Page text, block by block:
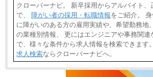
クローバーナビ。 新卒採用からアルバイト、
で、 障がい者の採用・転職情報をご紹介。
に障がいのある方の雇用実績や、希望勤務地
の業種別情報、 更にはエンジニアや事務関連
で、様々な条件から求人情報を検索できます。
求人検索ならクローバーナビへ。